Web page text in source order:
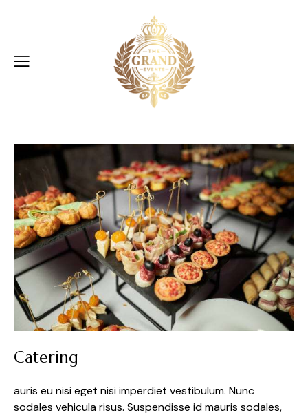
Catering
auris eu nisi eget nisi imperdiet vestibulum. Nunc
sodales vehicula risus. Suspendisse id mauris sodales,